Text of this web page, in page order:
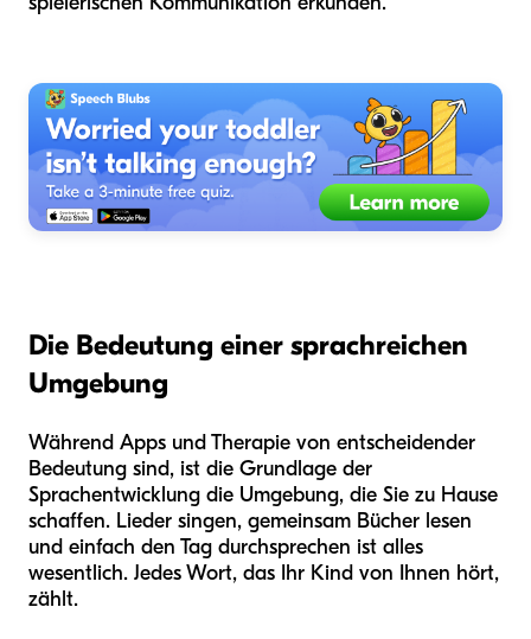
Die Bedeutung einer sprachreichen
Umgebung
Während Apps und Therapie von entscheidender
Bedeutung sind, ist die Grundlage der
Sprachentwicklung die Umgebung, die Sie zu Hause
schaffen. Lieder singen, gemeinsam Bücher lesen
und einfach den Tag durchsprechen ist alles
wesentlich. Jedes Wort, das Ihr Kind von Ihnen hört,
zählt.